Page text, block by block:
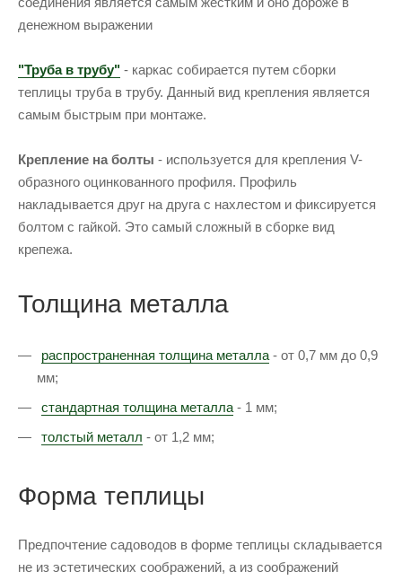
денежном выражении
"Труба в трубу" - каркас собирается путем сборки
теплицы труба в трубу. Данный вид крепления является
самым быстрым при монтаже.
Крепление на болты - используется для крепления V-
образного оцинкованного профиля. Профиль
накладывается друг на друга с нахлестом и фиксируется
болтом с гайкой. Это самый сложный в сборке вид
крепежа.
Толщина металла
распространенная толщина металла - от 0,7 мм до 0,9
мм;
стандартная толщина металла - 1 мм;
толстый металл - от 1,2 мм;
Форма теплицы
Предпочтение садоводов в форме теплицы складывается
не из эстетических соображений, а из соображений